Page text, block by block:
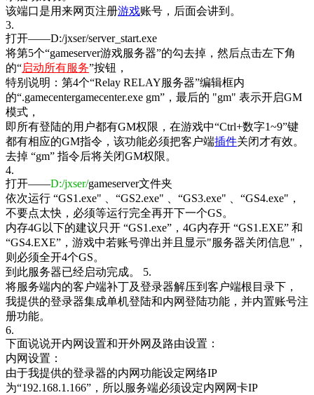
该端口是用来网页注册游戏账号，后面会讲到。
3.
打开——D:/jxser/server_start.exe
将第5个“gameserver游戏服务器”的勾去掉，然后点击左下角
的“启动所有服务”按钮，
特别说明：第4个“Relay RELAY服务器”编辑框内
的“.gamecentergamecenter.exe gm”，最后的 "gm" 表示开启GM
模式，
即所有登陆的用户都有GM权限，在游戏中“Ctrl+数字1~9”键
都有相应的GM指令，该功能必须把客户端插件关闭才有效。
去掉 “gm” 指令后将关闭GM权限。
4.
打开——D:/jxser/gameserver文件夹
依次运行 “GS1.exe" 、 “GS2.exe" 、 “GS3.exe" 、 “GS4.exe"，
不要点太快，必须等运行完全再开下一个GS。
内存4G以下的建议只开 “GS1.exe”，4G内存开 “GS1.EXE” 和
“GS4.EXE”，游戏中若账号弹出并且显示"服务器关闭信息"，
则必须全开4个GS。
到此服务器已经启动完成。
5.
将服务端内的客户端补丁及登录器解压到客户端根目录下，
我提供的登录器集成单机登陆和内网登陆功能，并内置账号注
册功能。
6.
下面说说开内网设置和开外网及路由设置：
内网设置：
由于我提供的登录器的内网功能设定网络IP
为“192.168.1.166”，所以服务端必须设定内网网卡IP